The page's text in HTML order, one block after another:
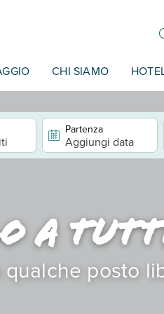
CHI SIAMO
Partenza
Aggiungi data
a
posto